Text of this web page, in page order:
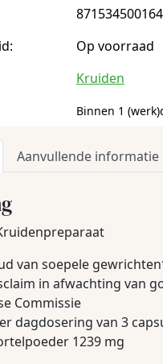
Op voorraad
Kruiden
Binnen 1
Aanvullende informatie
van soepele
in afwachting van
Commissie
dagdosering van 3
1239 mg